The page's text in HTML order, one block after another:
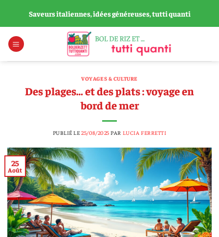
contenu
Saveurs italiennes, idées généreuses, tutti quanti
VOYAGES & CULTURE
Des plages… et des plats : voyage en
bord de mer
PUBLIÉ LE25/08/2025 PAR LUCIA FERRETTI
25
Août